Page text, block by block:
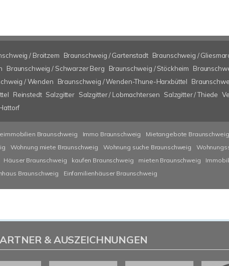
/ Broitzem Braunschweig / Gartenstadt Braunschweig /
Braunschweig / Schwarzer Berg Braunschweig / Stöckheim
/ Wenden Braunschweig / Wenden-Thune-Harxbüttel
Reinstedt Salzgitter Salzgitter / Lobmachtersen Salzgitter / Thiede
Braunschweig Immo Braunschweig Mietangebote Braunschweig
Wohnung miete Braunschweig Wohnung suche Braunschweig
Häuser Braunschweig kaufen Braunschweig mieten Braunschweig
Braunschweig Einfamilienhäuser Braunschweig
& AUSZEICHNUNGEN